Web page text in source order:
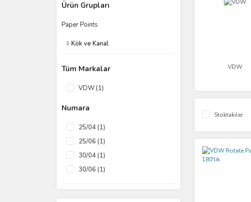
Ürün Grupları
Paper Points
Kök ve Kanal
Tüm Markalar
VDW (1)
Numara
25/04 (1)
25/06 (1)
30/04 (1)
30/06 (1)
VDW
Stoktakiler